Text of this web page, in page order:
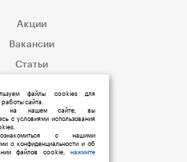
Акции
Вакансии
Статьи
файлы cookies для
сайта.
на нашем сайте, вы
с условиями использования
с нашими
о конфиденциальности и об
файлов cookie, нажмите